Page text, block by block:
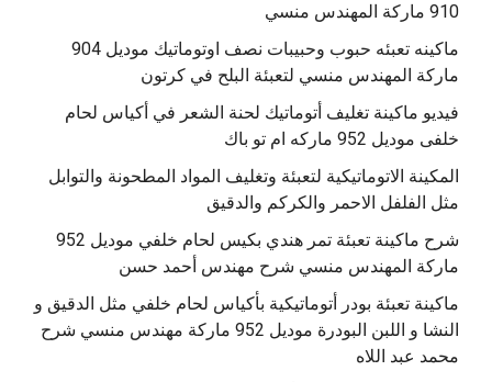
910 ماركة المهندس منسي
‫ماكينه تعبئه حبوب وحبيبات نصف اوتوماتيك موديل 904
‫فيديو ماكينة تغليف أتوماتيك لحنة الشعر في أكياس لحام
خلفى موديل 952 ماركه ام تو باك
المكينة الاتوماتيكية لتعبئة وتغليف المواد المطحونة والتوابل
مثل الفلفل الاحمر والكركم والدقيق
‫شرح ماكينة تعبئة تمر هندي بكيس لحام خلفي موديل 952
ماكينة تعبئة بودر أتوماتيكية بأكياس لحام خلفي مثل الدقيق و
النشا و اللبن البودرة موديل 952 ماركة مهندس منسي شرح
محمد عبد اللاه